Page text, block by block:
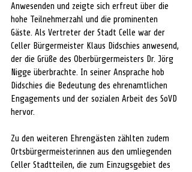
Anwesenden und zeigte sich erfreut über die
hohe Teilnehmerzahl und die prominenten
Gäste. Als Vertreter der Stadt Celle war der
Celler Bürgermeister Klaus Didschies anwesend,
der die Grüße des Oberbürgermeisters Dr. Jörg
Nigge überbrachte. In seiner Ansprache hob
Didschies die Bedeutung des ehrenamtlichen
Engagements und der sozialen Arbeit des SoVD
hervor.
Zu den weiteren Ehrengästen zählten zudem
Ortsbürgermeisterinnen aus den umliegenden
Celler Stadtteilen, die zum Einzugsgebiet des